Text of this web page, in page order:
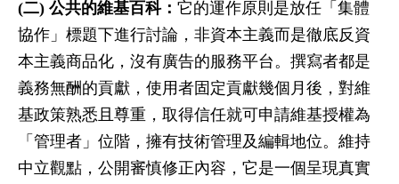
(二) 公共的維基百科： 它的運作原則是放任「集體
協作」標題下進行討論，非資本主義而是徹底反資
本主義商品化，沒有廣告的服務平台。撰寫者都是
義務無酬的貢獻，使用者固定貢獻幾個月後，對維
基政策熟悉且尊重，取得信任就可申請維基授權為
「管理者」位階，擁有技術管理及編輯地位。維持
中立觀點，公開審慎修正內容，它是一個呈現真實